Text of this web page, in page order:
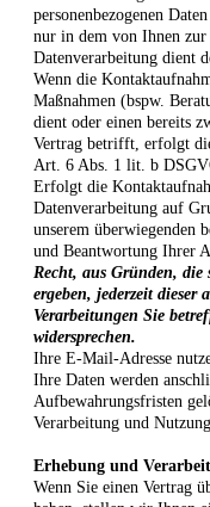
personenbezogenen
nur in dem von Ihnen
Datenverarbeitung dient
Wenn die
Maßnahmen (bspw.
dient oder einen bereits
Vertrag betrifft, erfolgt
Art. 6 Abs. 1 lit. b
Erfolgt die
Datenverarbeitung auf
unserem überwiegenden
und Beantwortung Ihrer
Recht, aus Gründen,
ergeben, jederzeit
Verarbeitungen Sie
widersprechen.
Ihre E-Mail-Adresse
Ihre Daten werden
Aufbewahrungsfristen
Verarbeitung und
Erhebung und
Wenn Sie einen Vertrag